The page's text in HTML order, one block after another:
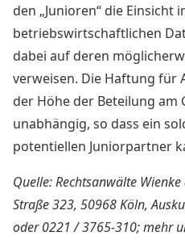
den „Junioren“ die Einsicht
betriebswirtschaftlichen
dabei auf deren
verweisen. Die Haftung für
der Höhe der Beteilung am
unabhängig, so dass ein
potentiellen Juniorpartner
Quelle: Rechtsanwälte
Straße 323, 50968 Köln,
oder 0221 / 3765-310; mehr